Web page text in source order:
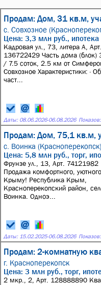
Продам: Дом, 31 кв.м,
с. Совхозное
Цена: 3,3 млн руб., ипотека
Кадровая ул., 73, литера А, Арт.
136722429 Часть дома (блок)
/ 7.5 соток, 2.5 км от
Совхозное Характеристики: ·
част...
Даты: 08.06.2026-06.08.2026
Продам: Дом, 75,1 кв.м,
с. Воинка (Красноперекопск)
Цена: 5,8 млн руб., торг,
Фрунзе ул., 13, Арт. 74121982
Продажа комфортного,
Крыму! Республика Крым,
Красноперекопский район,
Воинка. Одноэ...
Даты: 15.02.2025-06.08.2026
Продам: 2-комнатную
г. Красноперекопск
Цена: 3 млн руб., торг,
2 мкр., 2, Арт. 128888890